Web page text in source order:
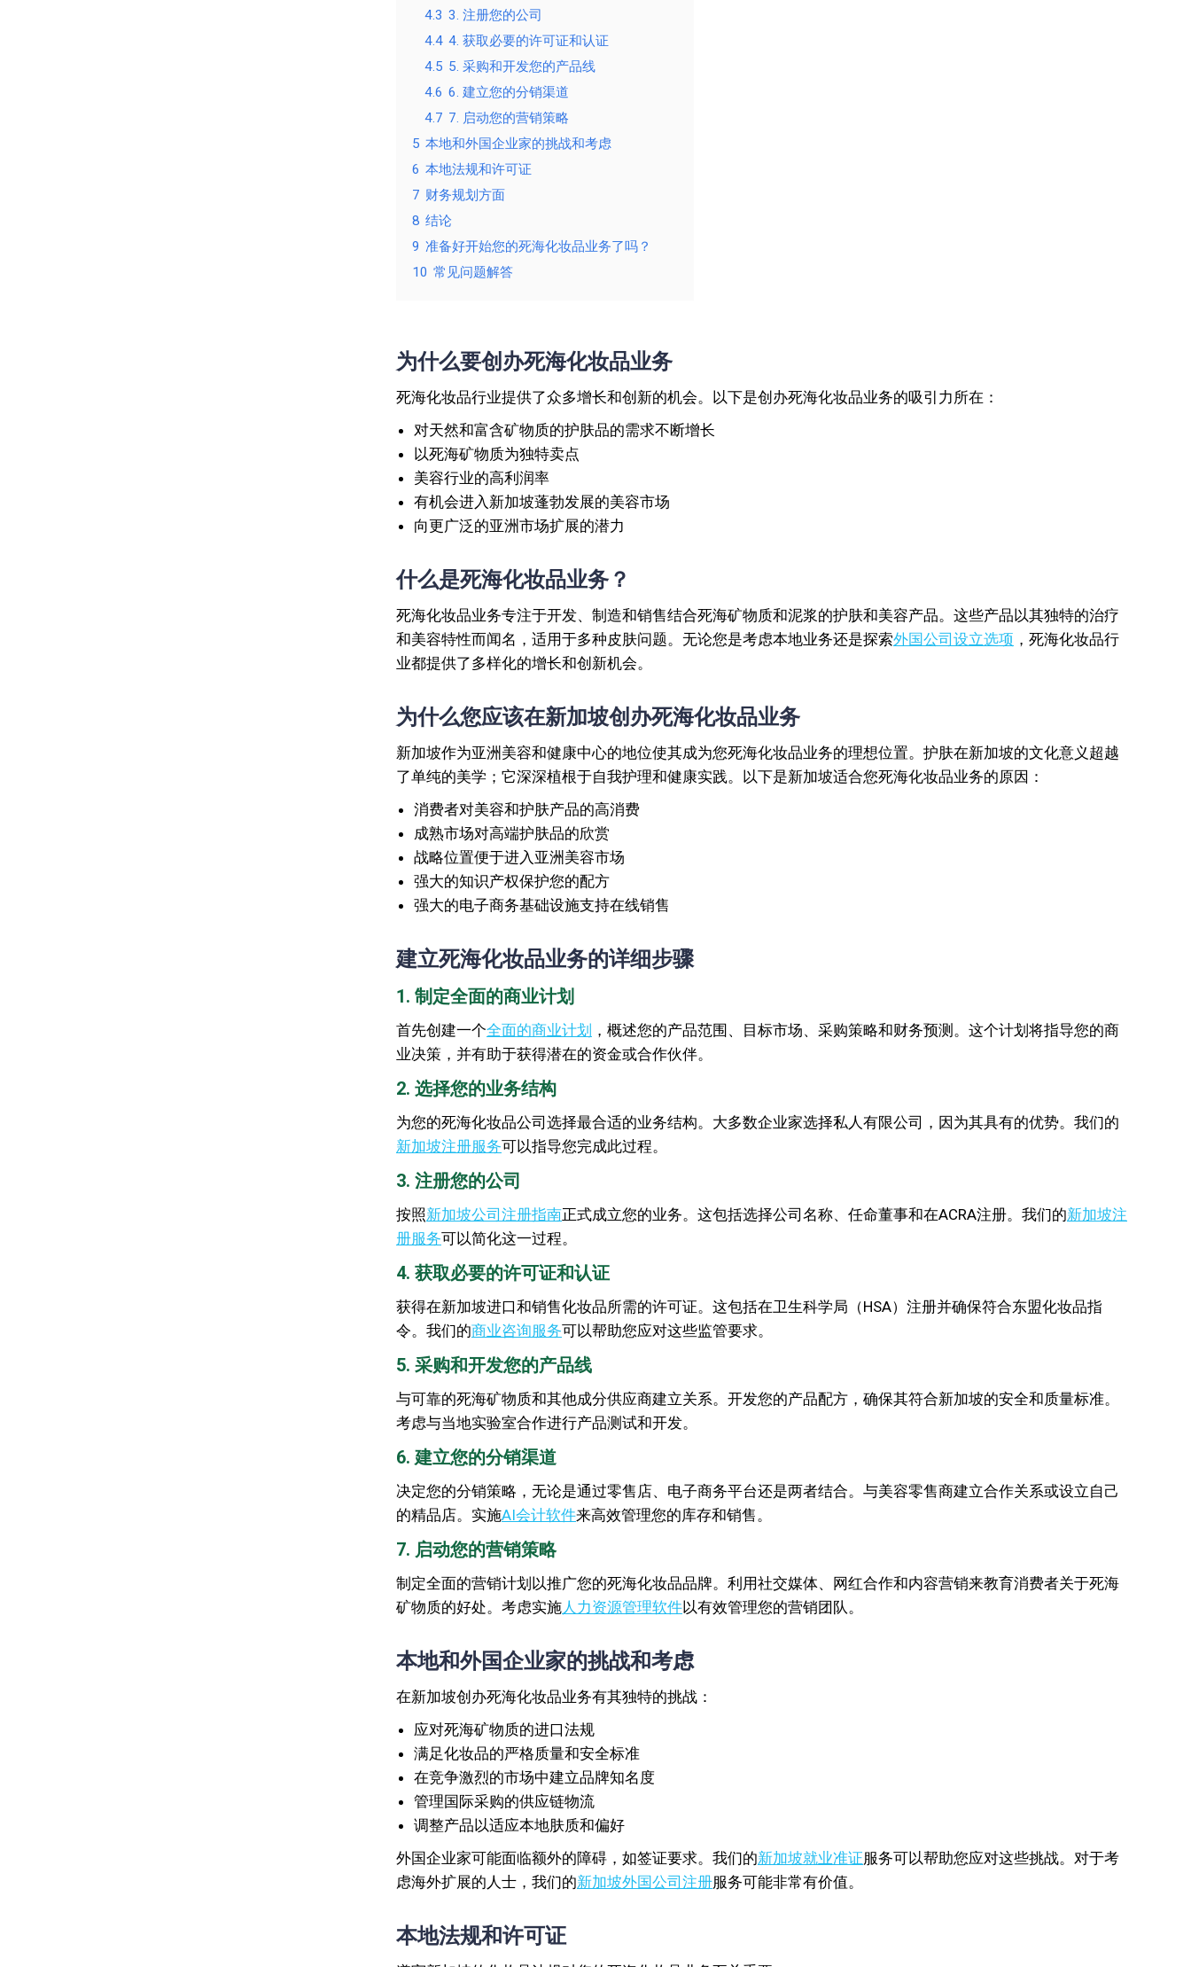
4.3 3. 注册您的公司
4.4 4. 获取必要的许可证和认证
4.5 5. 采购和开发您的产品线
4.6 6. 建立您的分销渠道
4.7 7. 启动您的营销策略
5 本地和外国企业家的挑战和考虑
6 本地法规和许可证
7 财务规划方面
8 结论
9 准备好开始您的死海化妆品业务了吗？
10 常见问题解答
为什么要创办死海化妆品业务
死海化妆品行业提供了众多增长和创新的机会。以下是创办死海化妆品业务的吸引力所在：
对天然和富含矿物质的护肤品的需求不断增长
以死海矿物质为独特卖点
美容行业的高利润率
有机会进入新加坡蓬勃发展的美容市场
向更广泛的亚洲市场扩展的潜力
什么是死海化妆品业务？
死海化妆品业务专注于开发、制造和销售结合死海矿物质和泥浆的护肤和美容产品。这些产品以其独特的治疗
和美容特性而闻名，适用于多种皮肤问题。无论您是考虑本地业务还是探索外国公司设立选项 ，死海化妆品行
业都提供了多样化的增长和创新机会。
为什么您应该在新加坡创办死海化妆品业务
新加坡作为亚洲美容和健康中心的地位使其成为您死海化妆品业务的理想位置。护肤在新加坡的文化意义超越
了单纯的美学；它深深植根于自我护理和健康实践。以下是新加坡适合您死海化妆品业务的原因：
消费者对美容和护肤产品的高消费
成熟市场对高端护肤品的欣赏
战略位置便于进入亚洲美容市场
强大的知识产权保护您的配方
强大的电子商务基础设施支持在线销售
建立死海化妆品业务的详细步骤
1. 制定全面的商业计划
首先创建一个全面的商业计划 ，概述您的产品范围、目标市场、采购策略和财务预测。这个计划将指导您的商
业决策，并有助于获得潜在的资金或合作伙伴。
2. 选择您的业务结构
为您的死海化妆品公司选择最合适的业务结构。大多数企业家选择私人有限公司，因为其具有的优势。我们的
新加坡注册服务可以指导您完成此过程。
3. 注册您的公司
按照新加坡公司注册指南正式成立您的业务。这包括选择公司名称、任命董事和在ACRA注册。我们的新加坡注
册服务可以简化这一过程。
4. 获取必要的许可证和认证
获得在新加坡进口和销售化妆品所需的许可证。这包括在卫生科学局（HSA）注册并确保符合东盟化妆品指
令。我们的商业咨询服务可以帮助您应对这些监管要求。
5. 采购和开发您的产品线
与可靠的死海矿物质和其他成分供应商建立关系。开发您的产品配方，确保其符合新加坡的安全和质量标准。
考虑与当地实验室合作进行产品测试和开发。
6. 建立您的分销渠道
决定您的分销策略，无论是通过零售店、电子商务平台还是两者结合。与美容零售商建立合作关系或设立自己
的精品店。实施AI会计软件来高效管理您的库存和销售。
7. 启动您的营销策略
制定全面的营销计划以推广您的死海化妆品品牌。利用社交媒体、网红合作和内容营销来教育消费者关于死海
矿物质的好处。考虑实施人力资源管理软件以有效管理您的营销团队。
本地和外国企业家的挑战和考虑
在新加坡创办死海化妆品业务有其独特的挑战：
应对死海矿物质的进口法规
满足化妆品的严格质量和安全标准
在竞争激烈的市场中建立品牌知名度
管理国际采购的供应链物流
调整产品以适应本地肤质和偏好
外国企业家可能面临额外的障碍，如签证要求。我们的新加坡就业准证服务可以帮助您应对这些挑战。对于考
虑海外扩展的人士，我们的新加坡外国公司注册服务可能非常有价值。
本地法规和许可证